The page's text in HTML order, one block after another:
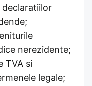
declaratiilor
nerezidente;
TVA si
legale;